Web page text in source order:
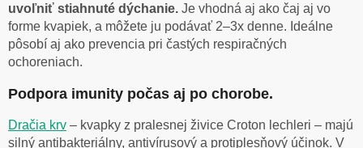
uvoľniť stiahnuté dýchanie. Je vhodná aj ako čaj aj vo
forme kvapiek, a môžete ju podávať 2–3x denne. Ideálne
pôsobí aj ako prevencia pri častých respiračných
ochoreniach.
Podpora imunity počas aj po chorobe.
Dračia krv – kvapky z pralesnej živice Croton lechleri – majú
silný antibakteriálny, antivírusový a protiplesňový účinok. V